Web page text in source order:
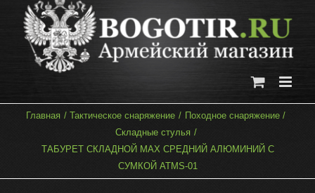
Главная Тактическое снаряжение
Походное снаряжение
Складные стулья
ТАБУРЕТ СКЛАДНОЙ МАХ СРЕДНИЙ АЛЮМИНИЙ С
СУМКОЙ ATMS-01